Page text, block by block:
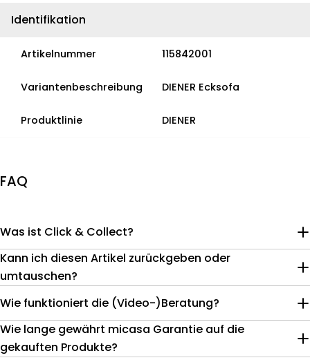
Identifikation
Artikelnummer 115842001
Variantenbeschreibung DIENER Ecksofa
Produktlinie DIENER
FAQ
Was ist Click & Collect?
Kann ich diesen Artikel zurückgeben oder
umtauschen?
Wie funktioniert die (Video-)Beratung?
Wie lange gewährt micasa Garantie auf die
gekauften Produkte?